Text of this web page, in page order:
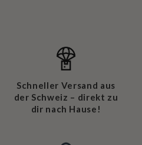
Schneller Versand aus
der Schweiz – direkt zu
dir nach Hause!